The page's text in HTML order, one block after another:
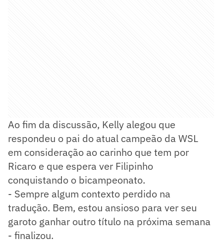
Ao fim da discussão, Kelly alegou que
respondeu o pai do atual campeão da WSL
em consideração ao carinho que tem por
Ricaro e que espera ver Filipinho
conquistando o bicampeonato.
- Sempre algum contexto perdido na
tradução. Bem, estou ansioso para ver seu
garoto ganhar outro título na próxima semana
- finalizou.